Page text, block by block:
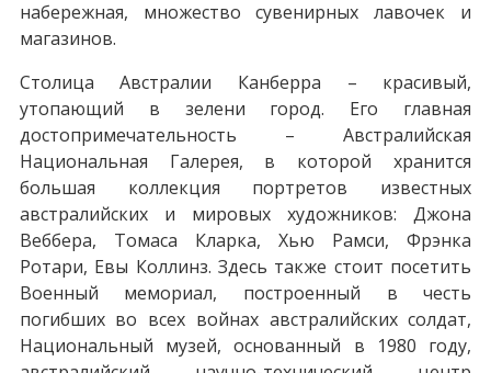
набережная, множество сувенирных лавочек и
магазинов.
Столица Австралии Канберра – красивый,
утопающий в зелени город. Его главная
достопримечательность – Австралийская
Национальная Галерея, в которой хранится
большая коллекция портретов известных
австралийских и мировых художников: Джона
Веббера, Томаса Кларка, Хью Рамси, Фрэнка
Ротари, Евы Коллинз. Здесь также стоит посетить
Военный мемориал, построенный в честь
погибших во всех войнах австралийских солдат,
Национальный музей, основанный в 1980 году,